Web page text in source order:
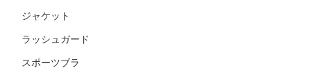
ジャケット
ラッシュガード
スポーツブラ